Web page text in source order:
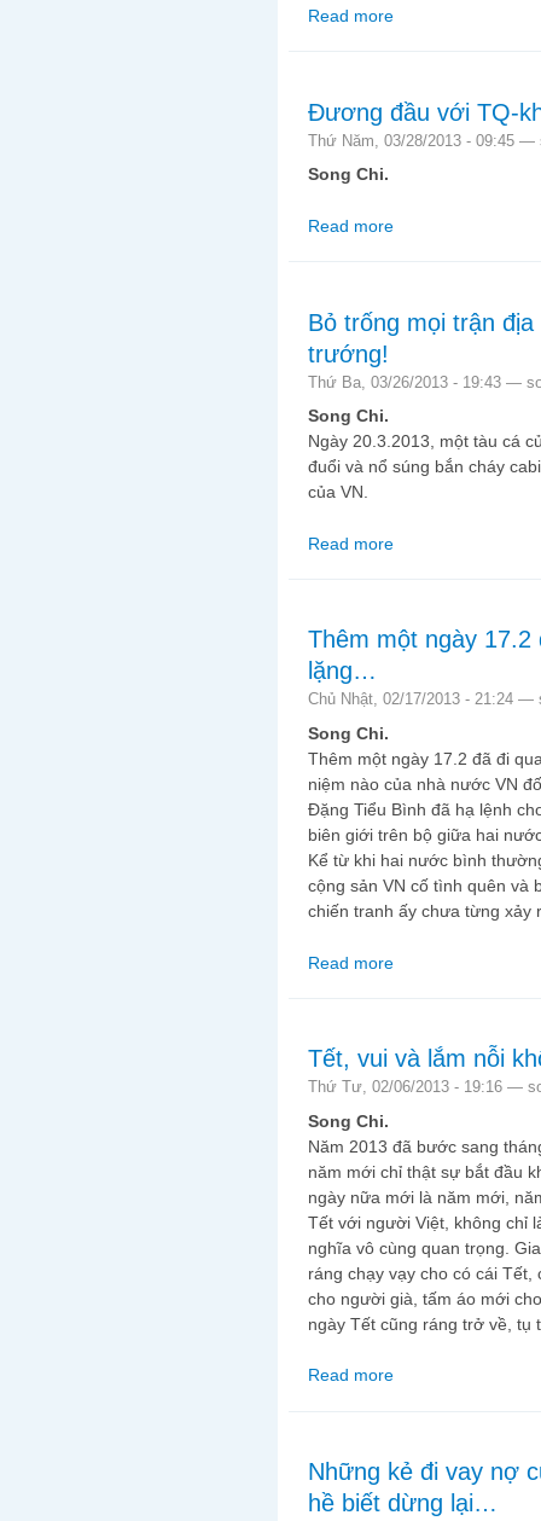
Read more
Đương đầu với TQ-
Thứ Năm, 03/28/2013 - 09:45 —
Song Chi.
Read more
Bỏ trống mọi trận
trướng!
Thứ Ba, 03/26/2013 - 19:43 —
Song Chi.
Ngày 20.3.2013, một tàu cá
đuổi và nổ súng bắn cháy
của VN.
Read more
Thêm một ngày 17.2
lặng…
Chủ Nhật, 02/17/2013 - 21:24 —
Song Chi.
Thêm một ngày 17.2 đã đi
niệm nào của nhà nước VN
Đặng Tiểu Bình đã hạ lệnh
biên giới trên bộ giữa hai
Kể từ khi hai nước bình
cộng sản VN cố tình quên và
chiến tranh ấy chưa từng xảy
Read more
Tết, vui và lắm nỗi
Thứ Tư, 02/06/2013 - 19:16 —
Song Chi.
Năm 2013 đã bước sang
năm mới chỉ thật sự bắt đầu
ngày nữa mới là năm mới,
Tết với người Việt, không chỉ
nghĩa vô cùng quan trọng.
ráng chạy vạy cho có cái
cho người già, tấm áo mới
ngày Tết cũng ráng trở về, tụ
Read more
Những kẻ đi vay nợ
hề biết dừng lại…